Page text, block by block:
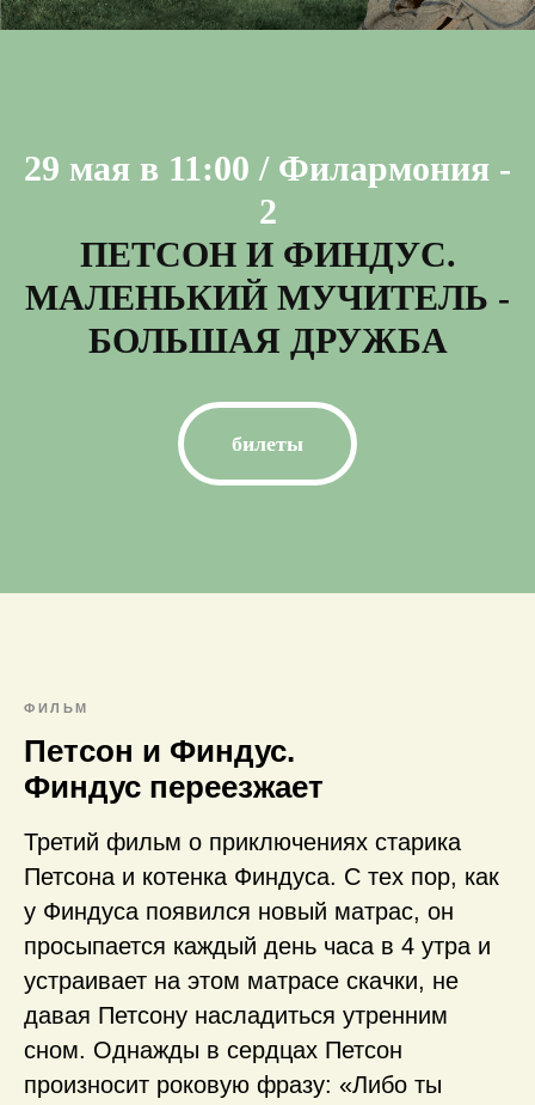
29 мая в 11:00 / Филармония -
2
ПЕТСОН И ФИНДУС.
МАЛЕНЬКИЙ МУЧИТЕЛЬ -
БОЛЬШАЯ ДРУЖБА
билеты
ФИЛЬМ
Петсон и Финдус.
Финдус переезжает
Третий фильм о приключениях старика
Петсона и котенка Финдуса. С тех пор, как
у Финдуса появился новый матрас, он
просыпается каждый день часа в 4 утра и
устраивает на этом матрасе скачки, не
давая Петсону насладиться утренним
сном. Однажды в сердцах Петсон
произносит роковую фразу: «Либо ты